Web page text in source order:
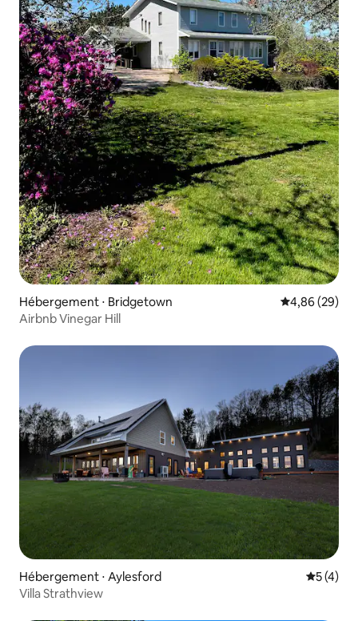
Hébergement ⋅ Bridgetown Évaluation
4,86 (29)
Airbnb Vinegar Hill
Hébergement ⋅ Aylesford
5 (4)
Villa Strathview